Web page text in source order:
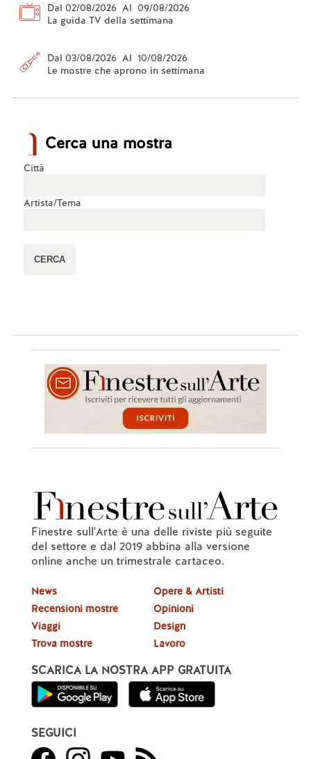
Dal 02/08/2026 Al 09/08/2026
La guida TV della settimana
Dal 03/08/2026 Al 10/08/2026
Le mostre che aprono in settimana
Cerca una mostra
Città
Artista/Tema
Finestre sull'Arte è una delle riviste più seguite
del settore e dal 2019 abbina alla versione
online anche un trimestrale cartaceo.
News
Recensioni mostre
Viaggi
Trova mostre
Opere & Artisti
Opinioni
Design
Lavoro
SCARICA LA NOSTRA APP GRATUITA
SEGUICI